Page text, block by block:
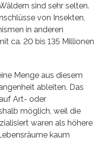
sind sehr selten.
von Insekten,
in anderen
ca. 20 bis 135 Millionen
Menge aus diesem
ableiten. Das
Art- oder
möglich, weil die
waren als höhere
kaum